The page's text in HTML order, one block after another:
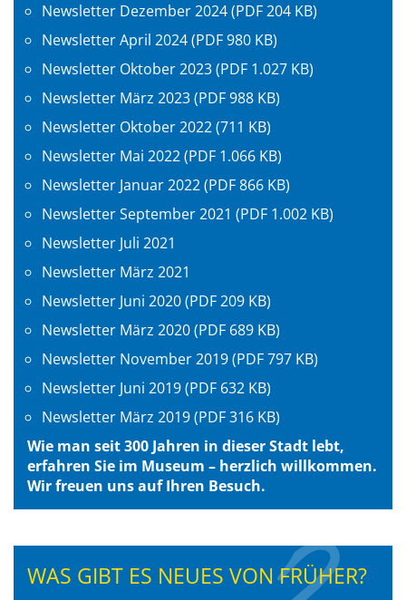
Newsletter Dezember 2024 (PDF 204 KB)
Newsletter April 2024 (PDF 980 KB)
Newsletter Oktober 2023 (PDF 1.027 KB)
Newsletter März 2023 (PDF 988 KB)
Newsletter Oktober 2022 (711 KB)
Newsletter Mai 2022 (PDF 1.066 KB)
Newsletter Januar 2022 (PDF 866 KB)
Newsletter September 2021 (PDF 1.002 KB)
Newsletter Juli 2021
Newsletter März 2021
Newsletter Juni 2020 (PDF 209 KB)
Newsletter März 2020 (PDF 689 KB)
Newsletter November 2019 (PDF 797 KB)
Newsletter Juni 2019 (PDF 632 KB)
Newsletter März 2019 (PDF 316 KB)
Wie man seit 300 Jahren in dieser Stadt lebt,
erfahren Sie im Museum – herzlich willkommen.
Wir freuen uns auf Ihren Besuch.
WAS GIBT ES NEUES VON FRÜHER?